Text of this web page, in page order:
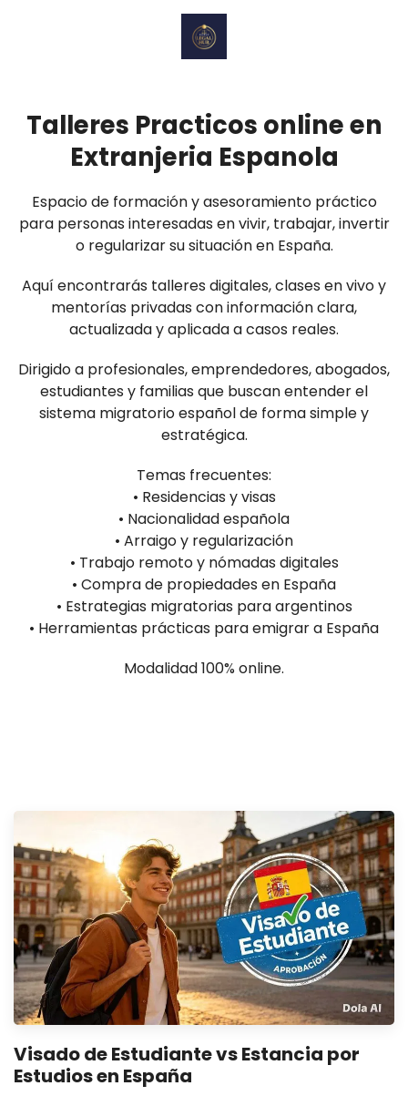
Talleres Practicos online en
Extranjeria Espanola
Espacio de formación y asesoramiento práctico
para personas interesadas en vivir, trabajar, invertir
o regularizar su situación en España.
Aquí encontrarás talleres digitales, clases en vivo y
mentorías privadas con información clara,
actualizada y aplicada a casos reales.
Dirigido a profesionales, emprendedores, abogados,
estudiantes y familias que buscan entender el
sistema migratorio español de forma simple y
estratégica.
Temas frecuentes:
• Residencias y visas
• Nacionalidad española
• Arraigo y regularización
• Trabajo remoto y nómadas digitales
• Compra de propiedades en España
• Estrategias migratorias para argentinos
• Herramientas prácticas para emigrar a España
Modalidad 100% online.
Visado de Estudiante vs Estancia por
Estudios en España